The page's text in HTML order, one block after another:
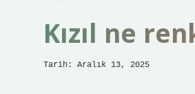
Kızıl ne
Tarih: Aralık 13, 2025